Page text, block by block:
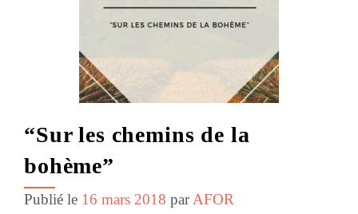
“Sur les chemins de la
bohème”
Publié le 16 mars 2018 parAFOR